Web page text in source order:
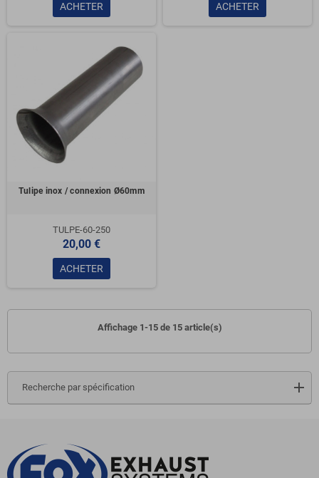
Recherche par spécification
ACHETER ACHETER
Tulipe inox / connexion Ø60mm
TULPE-60-250
20,00 €
ACHETER
Affichage 1-15 de 15 article(s)